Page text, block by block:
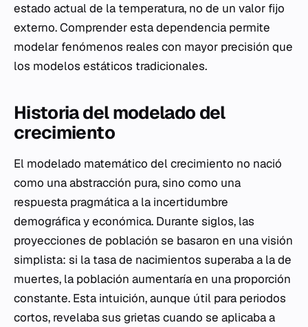
estado actual de la temperatura, no de un valor fijo
externo. Comprender esta dependencia permite
modelar fenómenos reales con mayor precisión que
los modelos estáticos tradicionales.
Historia del modelado del
crecimiento
El modelado matemático del crecimiento no nació
como una abstracción pura, sino como una
respuesta pragmática a la incertidumbre
demográfica y económica. Durante siglos, las
proyecciones de población se basaron en una visión
simplista: si la tasa de nacimientos superaba a la de
muertes, la población aumentaría en una proporción
constante. Esta intuición, aunque útil para periodos
cortos, revelaba sus grietas cuando se aplicaba a